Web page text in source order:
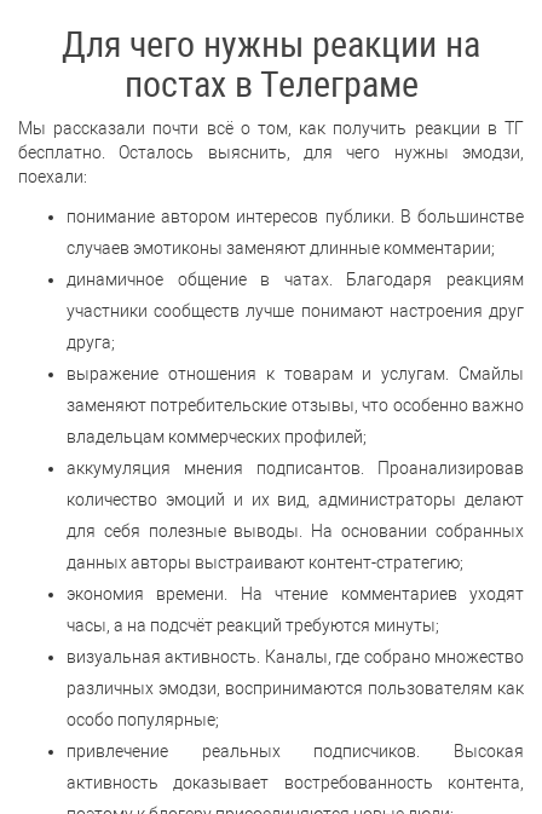
Для чего нужны реакции на
постах в Телеграме
Мы рассказали почти всё о том, как получить реакции в ТГ
бесплатно. Осталось выяснить, для чего нужны эмодзи,
поехали:
понимание автором интересов публики. В большинстве
случаев эмотиконы заменяют длинные комментарии;
динамичное общение в чатах. Благодаря реакциям
участники сообществ лучше понимают настроения друг
друга;
выражение отношения к товарам и услугам. Смайлы
заменяют потребительские отзывы, что особенно важно
владельцам коммерческих профилей;
аккумуляция мнения подписантов. Проанализировав
количество эмоций и их вид, администраторы делают
для себя полезные выводы. На основании собранных
данных авторы выстраивают контент-стратегию;
экономия времени. На чтение комментариев уходят
часы, а на подсчёт реакций требуются минуты;
визуальная активность. Каналы, где собрано множество
различных эмодзи, воспринимаются пользователям как
особо популярные;
привлечение реальных подписчиков. Высокая
активность доказывает востребованность контента,